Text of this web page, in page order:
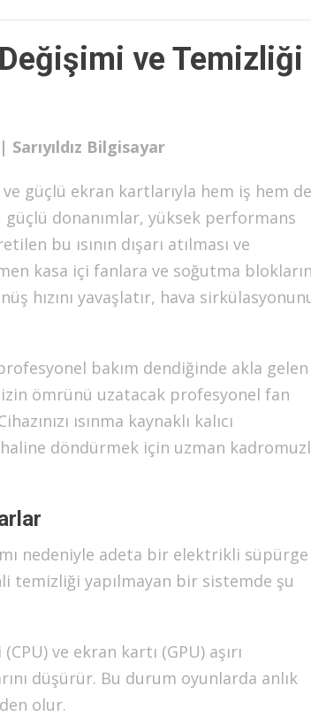
ve Temizliği
Bilgisayar
güçlü ekran kartlarıyla hem iş hem de
güçlü donanımlar, yüksek performans
bu ısının dışarı atılması ve
kasa içi fanlara ve soğutma
hızını yavaşlatır, hava
bakım dendiğinde akla gelen
ömrünü uzatacak profesyonel fan
ısınma kaynaklı kalıcı
döndürmek için uzman
nedeniyle adeta bir elektrikli süpürge
temizliği yapılmayan bir sistemde şu
ve ekran kartı (GPU) aşırı
düşürür. Bu durum oyunlarda anlık
olur.